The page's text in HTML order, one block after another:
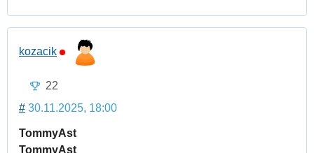
kozacik
22
# 30.11.2025, 18:00
TommyAst
TommyAst